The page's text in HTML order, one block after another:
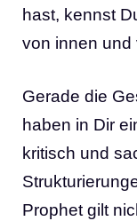
hast, kennst
von innen und
Gerade die
haben in Dir
kritisch und
Prophet gilt